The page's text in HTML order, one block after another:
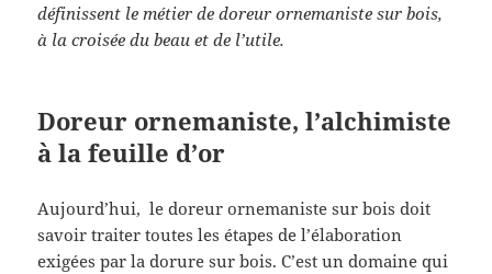
définissent le métier de doreur ornemaniste sur bois,
à la croisée du beau et de l’utile.
Doreur ornemaniste, l’alchimiste
à la feuille d’or
Aujourd’hui, le doreur ornemaniste sur bois doit
savoir traiter toutes les étapes de l’élaboration
exigées par la dorure sur bois. C’est un domaine qui